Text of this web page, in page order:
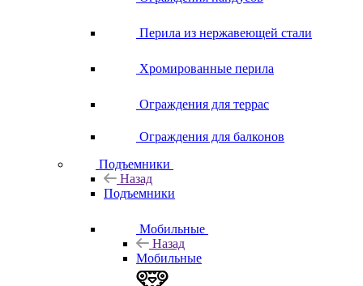
Перила из нержавеющей стали
Хромированные перила
Ограждения для террас
Ограждения для балконов
Подъемники
Назад
Подъемники
Мобильные
Назад
Мобильные